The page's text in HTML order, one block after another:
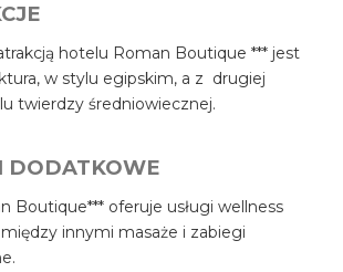
hotelu Roman Boutique *** jest
w stylu egipskim, a z drugiej
twierdzy średniowiecznej.
DODATKOWE
Boutique*** oferuje usługi wellness
innymi masaże i zabiegi